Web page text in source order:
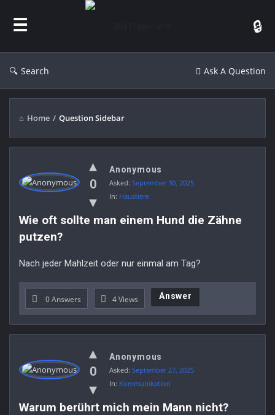
Bild
Search Ask A Question
Home / Question Sidebar
Fragen
und
Latest
Questions
0
Anonymous
Asked: September 30, 2025
In: Haustiere
Wie oft sollte man einem Hund die Zähne
putzen?
Nach jeder Mahlzeit oder nur einmal am Tag?
0 Answers 4Views Answer
0
Anonymous
Asked: September 27, 2025
In: Kommunikation
Warum berührt mich mein Mann nicht?